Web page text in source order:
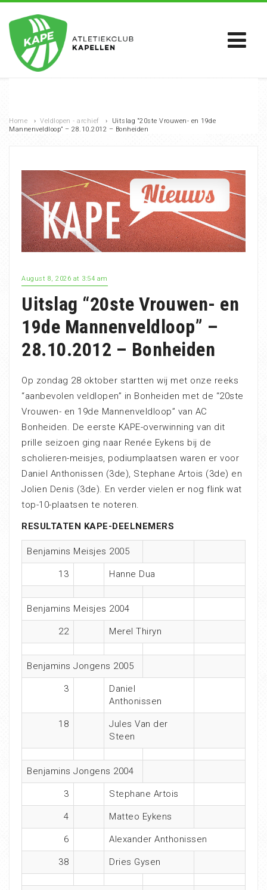
Home › Veldlopen - archief ›
Uitslag “20ste Vrouwen- en 19de
Mannenveldloop” – 28.10.2012 – Bonheiden
August 8, 2026 at 3:54 am
Uitslag “20ste Vrouwen- en
19de Mannenveldloop” –
28.10.2012 – Bonheiden
Op zondag 28 oktober startten wij met onze reeks
“aanbevolen veldlopen” in Bonheiden met de “20ste
Vrouwen- en 19de Mannenveldloop” van AC
Bonheiden. De eerste KAPE-overwinning van dit
prille seizoen ging naar Renée Eykens bij de
scholieren-meisjes, podiumplaatsen waren er voor
Daniel Anthonissen (3de), Stephane Artois (3de) en
Jolien Denis (3de). En verder vielen er nog flink wat
top-10-plaatsen te noteren.
RESULTATEN KAPE-DEELNEMERS
Benjamins Meisjes 2005
13 Hanne Dua
Benjamins Meisjes 2004
22 Merel Thiryn
Benjamins Jongens 2005
3
Daniel
Anthonissen
18
Jules Van der
Steen
Benjamins Jongens 2004
3 Stephane Artois
4 Matteo Eykens
6 Alexander Anthonissen
38 Dries Gysen